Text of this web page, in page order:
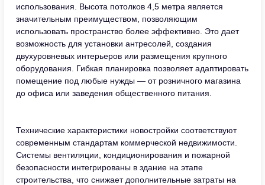
использования. Высота потолков 4,5 метра является
значительным преимуществом, позволяющим
использовать пространство более эффективно. Это дает
возможность для установки антресолей, создания
двухуровневых интерьеров или размещения крупного
оборудования. Гибкая планировка позволяет адаптировать
помещение под любые нужды — от розничного магазина
до офиса или заведения общественного питания.
Технические характеристики новостройки соответствуют
современным стандартам коммерческой недвижимости.
Системы вентиляции, кондиционирования и пожарной
безопасности интегрированы в здание на этапе
строительства, что снижает дополнительные затраты на